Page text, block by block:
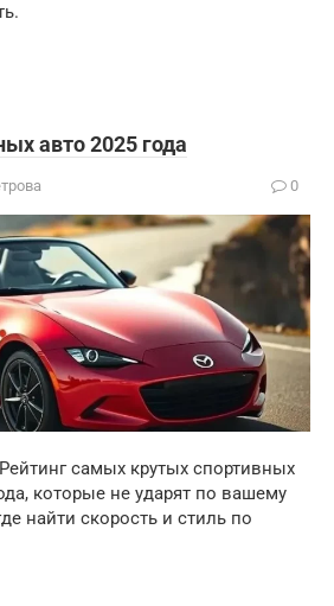
авто 2025 года
0
самых крутых спортивных
которые не ударят по вашему
найти скорость и стиль по